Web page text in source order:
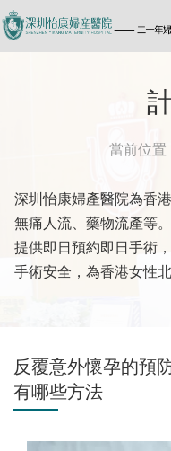
當前位置
深圳怡康婦產醫院為香
無痛人流、藥物流產等
提供即日預約即日手術
手術安全，為香港女性
反覆意外懷孕的預
有哪些方法